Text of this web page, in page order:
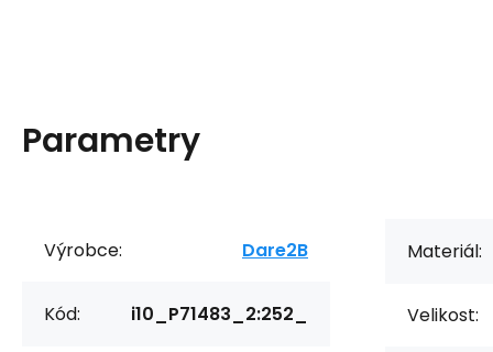
Parametry
Výrobce: Dare2B
Kód: i10_P71483_2:252_
Materiál:
Velikost: